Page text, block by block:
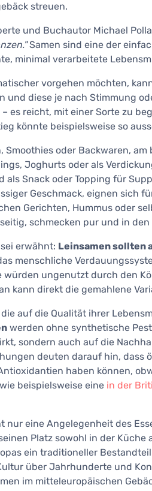
streuen.
und Buchautor Michael
Samen sind eine der
minimal verarbeitete
vorgehen möchten,
und diese je nach Stimmung
es reicht, mit einer Sorte zu
könnte beispielsweise so
Smoothies oder Backwaren,
Joghurts oder als
als Snack oder Topping für
Geschmack, eignen sich
Gerichten, Hummus oder
schmecken pur und in
erwähnt: Leinsamen sollten
menschliche
ungenutzt durch den
kann direkt die gemahlene
auf die Qualität ihrer
werden ohne synthetische
sondern auch auf die
deuten darauf hin, dass
haben können,
beispielsweise eine in der
nur eine Angelegenheit des
Platz sowohl in der
ein traditioneller
über Jahrhunderte und
im mitteleuropäischen